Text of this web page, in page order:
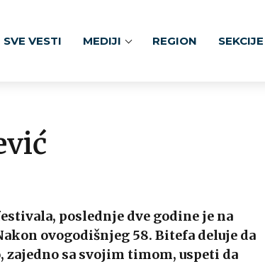
SVE VESTI MEDIJI REGION SEKCIJE
poslednje dve godine je na
ovogodišnjeg 58. Bitefa deluje da
sa svojim timom, uspeti da